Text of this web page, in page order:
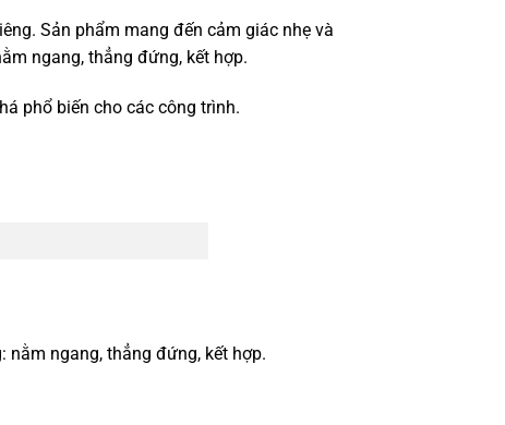
Sản phẩm mang đến cảm giác nhẹ và
ngang, thẳng đứng, kết hợp.
phổ biến cho các công trình.
ngang, thẳng đứng, kết hợp.